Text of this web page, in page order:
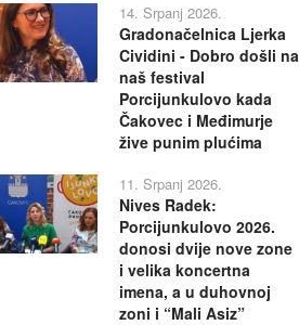
14. Srpanj 2026.
Gradonačelnica Ljerka
Cividini - Dobro došli na
naš festival
Porcijunkulovo kada
Čakovec i Međimurje
žive punim plućima
11. Srpanj 2026.
Nives Radek:
Porcijunkulovo 2026.
donosi dvije nove zone
i velika koncertna
imena, a u duhovnoj
zoni i “Mali Asiz”